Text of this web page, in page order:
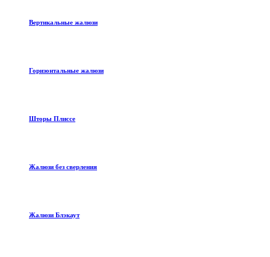
Вертикальные жалюзи
Горизонтальные жалюзи
Шторы Плиссе
Жалюзи без сверления
Жалюзи Блэкаут